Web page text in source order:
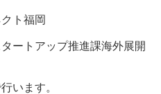
ト福岡
アップ推進課海外展開
います。